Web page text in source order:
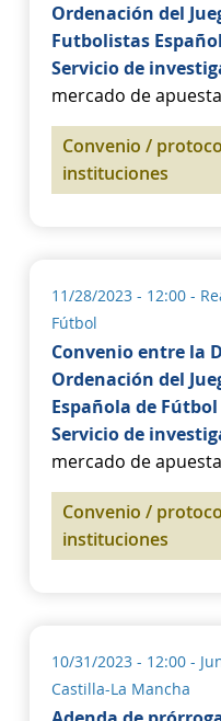
Ordenación del
Futbolistas
Servicio de
mercado de
Convenio /
instituciones
11/28/2023 - 12:00 -
Fútbol
Convenio entre la
Ordenación del
Española de
Servicio de
mercado de
Convenio /
instituciones
10/31/2023 - 12:00 -
Castilla-La Mancha